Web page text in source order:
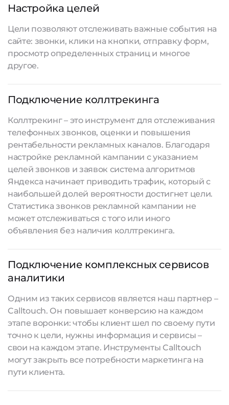
Настройка целей
Цели позволяют отслеживать важные события на
сайте: звонки, клики на кнопки, отправку форм,
просмотр определенных страниц и многое
другое.
Подключение коллтрекинга
Коллтрекинг – это инструмент для отслеживания
телефонных звонков, оценки и повышения
рентабельности рекламных каналов. Благодаря
настройке рекламной кампании с указанием
целей звонков и заявок система алгоритмов
Яндекса начинает приводить трафик, который с
наибольшей долей вероятности достигнет цели.
Статистика звонков рекламной кампании не
может отслеживаться с того или иного
объявления без наличия коллтрекинга.
Подключение комплексных сервисов
аналитики
Одним из таких сервисов является наш партнер –
Calltouch. Он повышает конверсию на каждом
этапе воронки: чтобы клиент шел по своему пути
точно к цели, нужны информация и сервисы –
свои на каждом этапе. Инструменты Calltouch
могут закрыть все потребности маркетинга на
пути клиента.